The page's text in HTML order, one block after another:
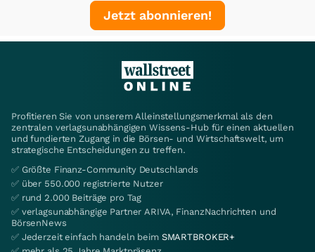
Jetzt abonnieren!
Profitieren Sie von unserem Alleinstellungsmerkmal als den
zentralen verlagsunabhängigen Wissens-Hub für einen aktuellen
und fundierten Zugang in die Börsen- und Wirtschaftswelt, um
strategische Entscheidungen zu treffen.
✅ Größte Finanz-Community Deutschlands
✅ über 550.000 registrierte Nutzer
✅ rund 2.000 Beiträge pro Tag
✅ verlagsunabhängige Partner ARIVA, FinanzNachrichten und
BörsenNews
✅ Jederzeit einfach handeln beim SMARTBROKER+